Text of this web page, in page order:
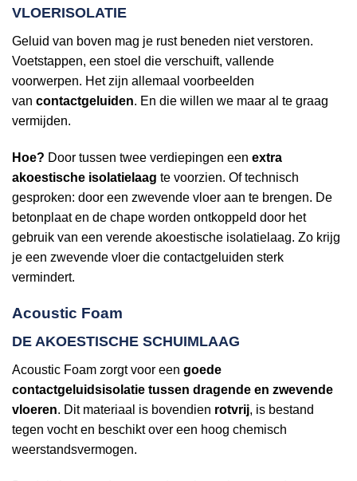
VLOERISOLATIE
Geluid van boven mag je rust beneden niet verstoren.
Voetstappen, een stoel die verschuift, vallende
voorwerpen. Het zijn allemaal voorbeelden
van contactgeluiden. En die willen we maar al te graag
vermijden.
Hoe? Door tussen twee verdiepingen een extra
akoestische isolatielaag te voorzien. Of technisch
gesproken: door een zwevende vloer aan te brengen. De
betonplaat en de chape worden ontkoppeld door het
gebruik van een verende akoestische isolatielaag. Zo krijg
je een zwevende vloer die contactgeluiden sterk
vermindert.
Acoustic Foam
DE AKOESTISCHE SCHUIMLAAG
Acoustic Foam zorgt voor een goede
contactgeluidsisolatie tussen dragende en zwevende
vloeren. Dit materiaal is bovendien rotvrij, is bestand
tegen vocht en beschikt over een hoog chemisch
weerstandsvermogen.